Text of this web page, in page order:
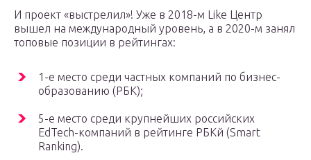
И проект «выстрелил»! Уже в 2018-м Like Центр
вышел на международный уровень, а в 2020-м занял
топовые позиции в рейтингах:
1-е место среди частных компаний по бизнес-
образованию (РБК);
5-е место среди крупнейших российских
EdTech-компаний в рейтинге РБКй (Smart
Ranking).